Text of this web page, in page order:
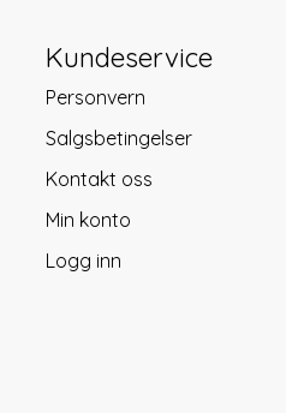
Kundeservice
Personvern
Salgsbetingelser
Kontakt oss
Min konto
Logg inn